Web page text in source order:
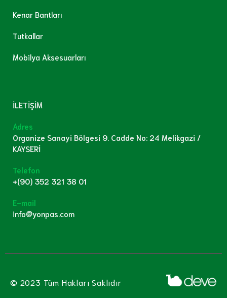
Kenar Bantları
Tutkallar
Mobilya Aksesuarları
İLETİŞİM
Adres
Organize Sanayi Bölgesi 9. Cadde No: 24 Melikgazi /
KAYSERİ
Telefon
+(90) 352 321 38 01
E-mail
info@yonpas.com
© 2023 Tüm Hakları Saklıdır